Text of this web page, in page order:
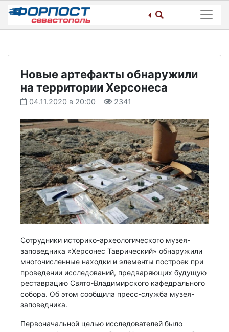
Skip
content
Новые артефакты обнаружили
на территории Херсонеса
04.11.2020 в 20:00 2341
Сотрудники историко-археологического музея-
заповедника «Херсонес Таврический» обнаружили
многочисленные находки и элементы построек при
проведении исследований, предваряющих будущую
реставрацию Свято-Владимирского кафедрального
собора. Об этом сообщила пресс-служба музея-
заповедника.
Первоначальной целью исследователей было